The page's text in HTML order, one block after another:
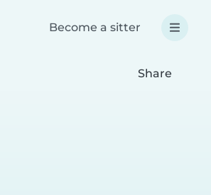
Become a sitter
Share